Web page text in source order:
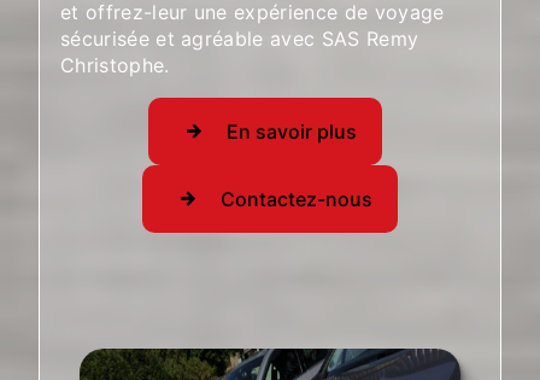
et offrez-leur une expérience de voyage
sécurisée et agréable avec SAS Remy
Christophe.
En savoir plus
Contactez-nous